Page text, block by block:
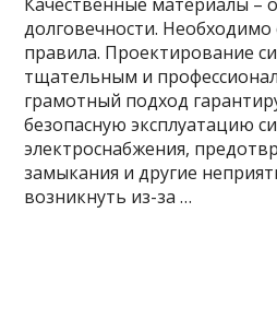
долговечности. Необходимо
правила. Проектирование
тщательным и
грамотный подход
безопасную эксплуатацию
электроснабжения,
замыкания и другие
возникнуть из-за …